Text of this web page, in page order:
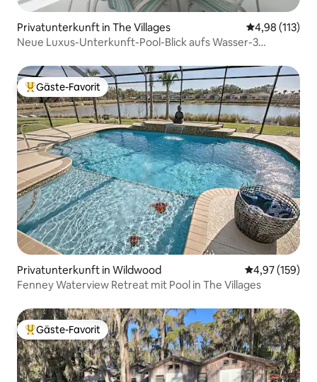
Privatunterkunft in The Villages
4,98 (113)
Neue Luxus-Unterkunft-Pool-Blick aufs Wasser-3
Beliebter Gäste-Favorit.
Gäste-Favorit
Privatunterkunft in Wildwood
4,97 (159)
Fenney Waterview Retreat mit Pool in The Villages
Beliebter Gäste-Favorit.
Gäste-Favorit